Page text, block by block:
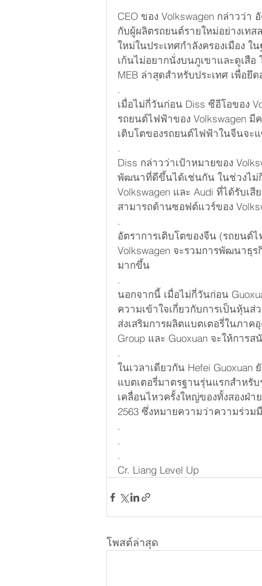
CEO ของ Volkswagen กล่าวว่
กับผู้ผลิตรถยนต์รายใหม่อย่างเท
ใหม่ในประเทศกำลังครองเมือง
เก้นไม่อยากนั่งบนภูเขาและดูเสื
MEB ล่าสุดสำหรับประเทศ เพื่อยึ
.
เมื่อไม่กี่วันก่อน Diss ซีอีโอของ
รถยนต์ไฟฟ้าของ Volkswagen
เติบโตของรถยนต์ไฟฟ้าในจีนจะ
.
Diss กล่าวว่าเป้าหมายของ
พัฒนาที่ดีขึ้นได้เช่นกัน ในช่วงไม่
Volkswagen และ Audi ที่ได้รับเ
สามารถด้านซอฟต์แวร์ของ
.
อัตราการเติบโตของจีน (รถยนต์
Volkswagen จะรวมการพัฒนาธุ
มากขึ้น
.
นอกจากนี้ เมื่อไม่กี่วันก่อน
ความเข้าใจเกี่ยวกับการเป็นหุ้น
ส่งเสริมการผลิตแบตเตอรี่ในภาค
Group และ Guoxuan จะให้การ
.
ในเวลาเดียวกัน Hefei
แบตเตอรี่มาตรฐานรุ่นแรกสำห
เคลื่อนไหวครั้งใหญ่ของทั้งสองฝ่
2563 ซึ่งหมายความว่าความร่วม
.
.
.
Cr. Liang Level Up
โพสต์ล่าสุด